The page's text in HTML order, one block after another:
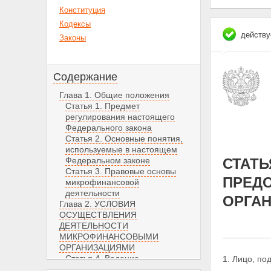
Конституция
Кодексы
Законы
Содержание
Глава 1. Общие положения
Статья 1. Предмет
регулирования настоящего
Федерального закона
Статья 2. Основные понятия,
используемые в настоящем
Федеральном законе
Статья 3. Правовые основы
микрофинансовой
деятельности
Глава 2. УСЛОВИЯ
ОСУЩЕСТВЛЕНИЯ
ДЕЯТЕЛЬНОСТИ
МИКРОФИНАНСОВЫМИ
ОРГАНИЗАЦИЯМИ
Статья 4. Ведение
1. Лицо,